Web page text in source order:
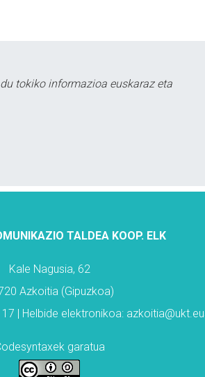
tokiko informazioa euskaraz eta
TALDEA KOOP. ELK
Kale Nagusia, 62
Azkoitia (Gipuzkoa)
| Helbide elektronikoa:
garatua